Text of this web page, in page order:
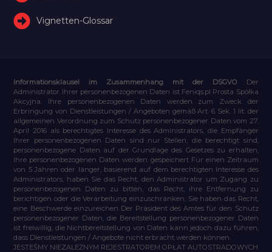
Vignetten-Glossar
Informationsklausel im Zusammenhang mit der DSGVO
Der
Administrator Ihrer personenbezogenen Daten ist Feniqs.pl Prosta Spółka
Akcyjna. Ihre personenbezogenen Daten werden zum Zweck der
Erbringung von Dienstleistungen / Angeboten gemäß Art. 6 Sek. 1 lit. der
allgemeinen Verordnung zum Schutz personenbezogener Daten vom 27.
April 2016 als berechtigtes Interesse des Administrators, die Empfänger
Ihrer personenbezogenen Daten sind nur Stellen, die berechtigt sind,
personenbezogene Daten auf der Grundlage des Gesetzes zu erhalten,
Ihre personenbezogenen Daten werden gespeichert Für einen Zeitraum
von 5 Jahren oder länger, basierend auf dem berechtigten Interesse des
Administrators, haben Sie das Recht, den Administrator um Zugang zu
personenbezogenen Daten zu bitten, das Recht, ihre Entfernung zu
berichtigen oder die Verarbeitung einzuschränken, Sie haben das Recht,
eine Beschwerde einzureichen Der Präsident des Amtes für den Schutz
personenbezogener Daten, die Bereitstellung personenbezogener Daten
ist freiwillig, die Nichtbereitstellung von Daten kann jedoch dazu führen,
dass Dienstleistungen / Angebote nicht erbracht werden können.
JESTEŚMY NIEZALEŻNYM REJESTRATOREM OPŁAT AUTOSTRADOWYCH